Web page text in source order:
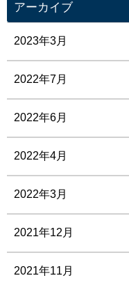
アーカイブ
2023年3月
2022年7月
2022年6月
2022年4月
2022年3月
2021年12月
2021年11月